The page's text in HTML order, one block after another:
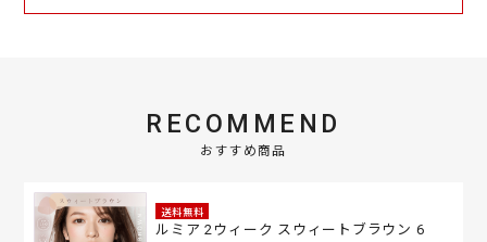
RECOMMEND
おすすめ商品
送料無料
ルミア 2ウィーク スウィートブラウン 6